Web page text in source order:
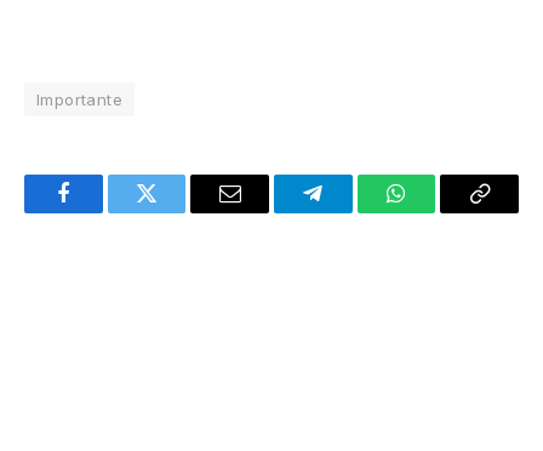
Importante
FacebookTwitter Email TelegramWhatsAppCopy